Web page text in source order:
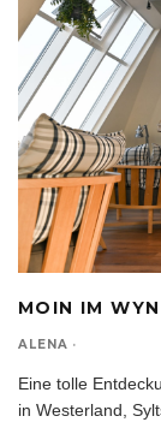
MOIN IM
ALENA ·
Eine tolle
in Westerland,